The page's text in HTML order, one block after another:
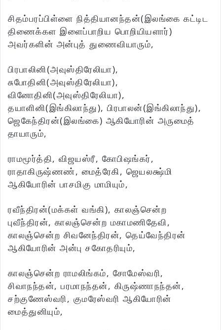
சிதம்பரப்பிள்ளை நித்தியானந்தன்(இலங்கை கட்டிட
திணைக்கள இளைப்பாறிய பொறியியளார்)
அவர்களின் அன்புத் துணைவியாரும்,
பிரபாலினி(அவுஸ்திரேலியா),
சுபோதினி(அவுஸ்திரேலியா),
வினோதினி(அவுஸ்திரேலியா),
தயாளினி(இங்கிலாந்து), பிரபாலன்(இங்கிலாந்து),
ஜெகேந்திரன்(இலங்கை) ஆகியோரின் அருமைத்
தாயாரும்,
ராமமூர்த்தி, விஜயஸ்ரீ, கோபிஷங்கர்,
ராதாகிருஷ்ணண், மைத்ரேகி, ஜெயலக்ஷ்மி
ஆகியோரின் பாசமிகு மாமியும்,
ரவீந்திரன்(மக்கள் வங்கி), காலஞ்சென்ற
புவீந்திரன், காலஞ்சென்ற மகாமணிதேவி,
காலஞ்சென்ற சிவனேந்திரன், தெய்வேந்திரன்
ஆகியோரின் அன்பு சகோதரியும்,
காலஞ்சென்ற ராமலிங்கம், சோமேஸ்வரி,
சிவாநந்தன், பரமாநந்தன், கிருஷ்ணாநந்தன்,
சற்குணேஸ்வரி, குமரேஸ்வரி ஆகியோரின்
மைத்துனியும்,